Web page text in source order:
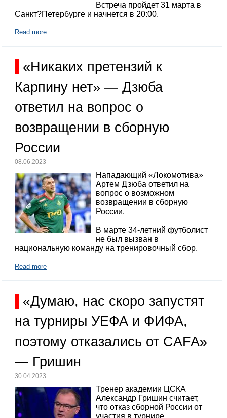
Встреча пройдет 31 марта в
Санкт?Петербурге и начнется в 20:00.
Read more
«Никаких претензий к
Карпину нет» — Дзюба
ответил на вопрос о
возвращении в сборную
России
08.06.2023
Нападающий «Локомотива»
Артем Дзюба ответил на
вопрос о возможном
возвращении в сборную
России.
В марте 34-летний футболист
не был вызван в
национальную команду на тренировочный сбор.
Read more
«Думаю, нас скоро запустят
на турниры УЕФА и ФИФА,
поэтому отказались от CAFA»
— Гришин
30.04.2023
Тренер академии ЦСКА
Александр Гришин считает,
что отказ сборной России от
участия в турнире